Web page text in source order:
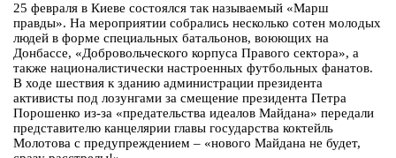
25 февраля в Киеве состоялся так называемый «Марш
правды». На мероприятии собрались несколько сотен молодых
людей в форме специальных батальонов, воюющих на
Донбассе, «Добровольческого корпуса Правого сектора», а
также националистически настроенных футбольных фанатов.
В ходе шествия к зданию администрации президента
активисты под лозунгами за смещение президента Петра
Порошенко из-за «предательства идеалов Майдана» передали
представителю канцелярии главы государства коктейль
Молотова с предупреждением – «нового Майдана не будет,